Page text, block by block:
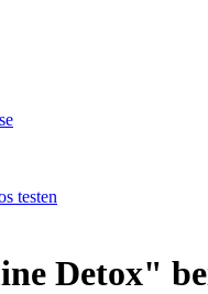
testen
Detox"